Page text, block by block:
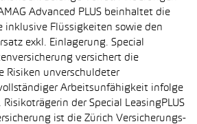
Advanced PLUS beinhaltet die
inklusive Flüssigkeiten sowie den
exkl. Einlagerung. Special
versichert die
Risiken unverschuldeter
Arbeitsunfähigkeit infolge
der Special LeasingPLUS
ist die Zürich Versicherungs-